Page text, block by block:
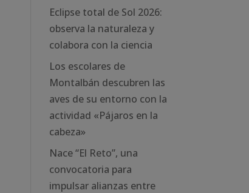
Eclipse total de Sol 2026:
observa la naturaleza y
colabora con la ciencia
Los escolares de
Montalbán descubren las
aves de su entorno con la
actividad «Pájaros en la
cabeza»
Nace “El Reto”, una
convocatoria para
impulsar alianzas entre